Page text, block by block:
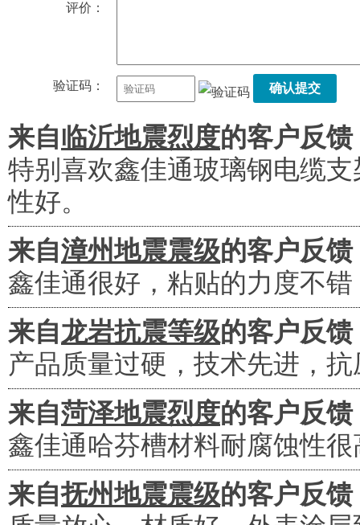
评价：
验证码： 确认提交
来自临沂地震烈度的客户反馈
特别喜欢鑫佳通玻璃钢电缆
性好。
来自漳州地震震级的客户反馈
鑫佳通很好，粘贴的力度不
来自龙岩抗震等级的客户反馈
产品质量过硬，技术先进，
来自菏泽地震烈度的客户反馈
鑫佳通哈芬槽材料耐腐蚀性
来自抚州地震震级的客户反馈